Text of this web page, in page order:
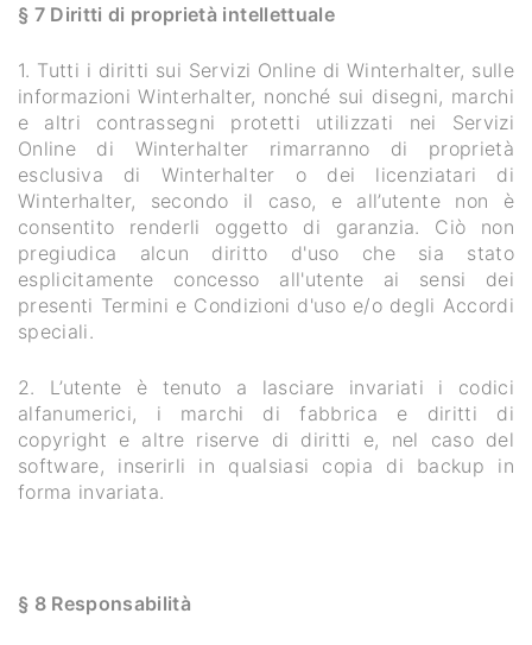
§ 7 Diritti di proprietà intellettuale
1. Tutti i diritti sui Servizi Online di Winterhalter, sulle
informazioni Winterhalter, nonché sui disegni, marchi
e altri contrassegni protetti utilizzati nei Servizi
Online di Winterhalter rimarranno di proprietà
esclusiva di Winterhalter o dei licenziatari di
Winterhalter, secondo il caso, e all’utente non è
consentito renderli oggetto di garanzia. Ciò non
pregiudica alcun diritto d'uso che sia stato
esplicitamente concesso all'utente ai sensi dei
presenti Termini e Condizioni d'uso e/o degli Accordi
speciali.
2. L’utente è tenuto a lasciare invariati i codici
alfanumerici, i marchi di fabbrica e diritti di
copyright e altre riserve di diritti e, nel caso del
software, inserirli in qualsiasi copia di backup in
forma invariata.
§ 8 Responsabilità